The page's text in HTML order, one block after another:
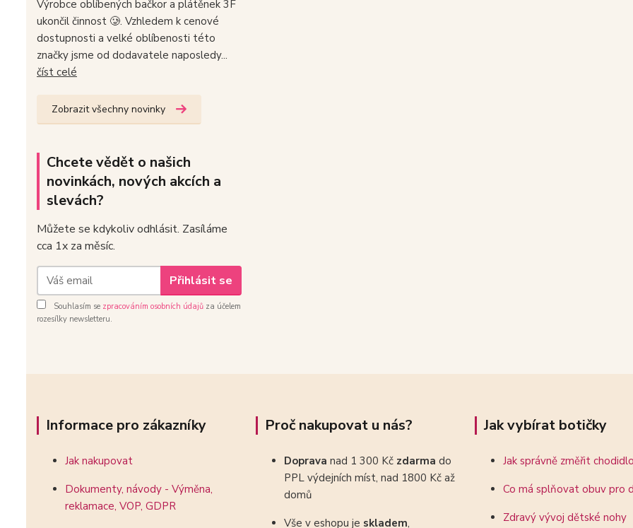
Výrobce oblíbených bačkor a plátěnek 3F
ukončil činnost 🥲. Vzhledem k cenové
dostupnosti a velké oblíbenosti této
značky jsme od dodavatele naposledy...
číst celé
Zobrazit všechny novinky
Chcete vědět o našich
novinkách, nových akcích a
slevách?
Můžete se kdykoliv odhlásit. Zasíláme
cca 1x za měsíc.
Přihlásit se
Souhlasím se zpracováním osobních údajů za účelem
rozesílky newsletteru.
Informace pro zákazníky
Jak nakupovat
Dokumenty, návody - Výměna,
reklamace, VOP, GDPR
Proč nakupovat u nás?
Doprava nad 1 300 Kč zdarma do
PPL výdejních míst, nad 1800 Kč až
domů
Vše v eshopu je skladem,
Jak vybírat botičky
Jak správně změřit chodidlo
Co má splňovat obuv pro
Zdravý vývoj dětské nohy